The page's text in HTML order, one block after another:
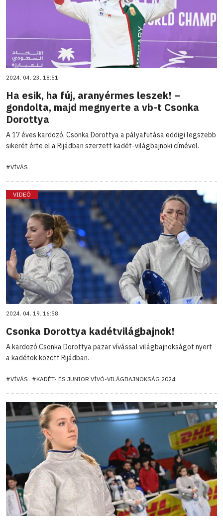
2024. 04. 23. 18:51
Ha esik, ha fúj, aranyérmes leszek! –
gondolta, majd megnyerte a vb-t Csonka
Dorottya
A 17 éves kardozó, Csonka Dorottya a pályafutása eddigi legszebb
sikerét érte el a Rijádban szerzett kadét-világbajnoki címével.
#VÍVÁS
VIDEÓ
2024. 04. 19. 16:58
Csonka Dorottya kadétvilágbajnok!
A kardozó Csonka Dorottya pazar vívással világbajnokságot nyert
a kadétok között Rijádban.
#VÍVÁS #KADÉT- ÉS JUNIOR VÍVÓ-VILÁGBAJNOKSÁG 2024